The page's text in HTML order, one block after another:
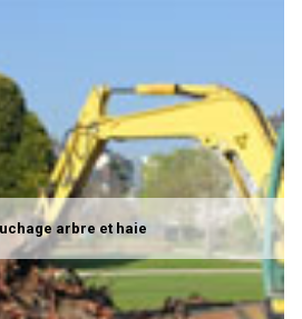
arbre et haie